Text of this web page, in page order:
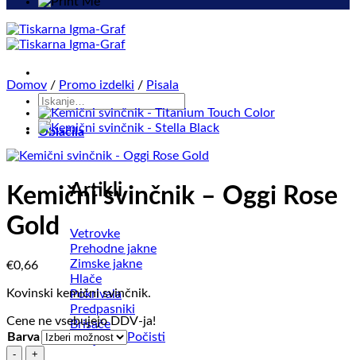
Išči:
Oblačila
Artikli
Vetrovke
Prehodne jakne
Zimske jakne
Hlače
Pokrivala
Predpasniki
Brisače
Odeje
Domov / Promo izdelki / Pisala
Kemični svinčnik – Oggi Rose
Gold
€0,66
Kovinski kemični svinčnik.
Cene ne vsebujejo DDV-ja!
Barva
Počisti
Kemični